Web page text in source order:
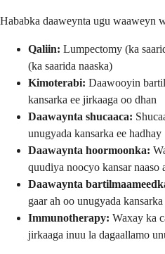
Hababka daaweynta ugu waaweyn
Qaliin: Lumpectomy (ka
(ka saarida naaska)
Kimoterabi: Daawooyin
kansarka ee jirkaaga oo dhan
Daawaynta shucaaca:
unugyada kansarka ee hadhay
Daawaynta hoormoonka:
quudiya noocyo kansar naaso
Daawaynta
gaar ah oo unugyada kansarka
Immunotherapy: Waxay ka
jirkaaga inuu la dagaallamo